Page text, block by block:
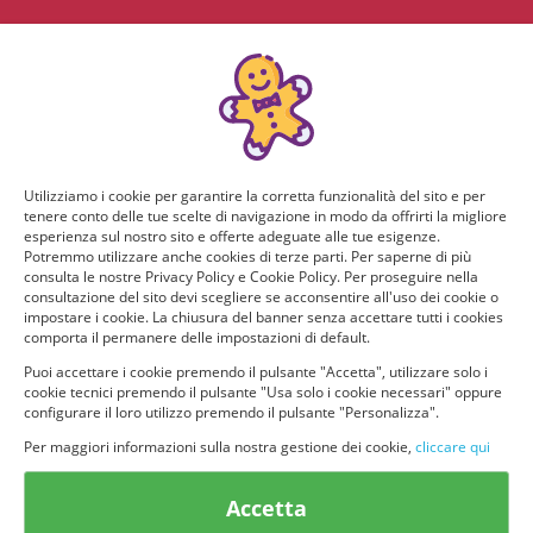
Utilizziamo i cookie per garantire la corretta funzionalità del sito e per
tenere conto delle tue scelte di navigazione in modo da offrirti la migliore
esperienza sul nostro sito e offerte adeguate alle tue esigenze.
Potremmo utilizzare anche cookies di terze parti. Per saperne di più
consulta le nostre Privacy Policy e Cookie Policy. Per proseguire nella
consultazione del sito devi scegliere se acconsentire all'uso dei cookie o
impostare i cookie. La chiusura del banner senza accettare tutti i cookies
comporta il permanere delle impostazioni di default.
Puoi accettare i cookie premendo il pulsante "Accetta", utilizzare solo i
cookie tecnici premendo il pulsante "Usa solo i cookie necessari" oppure
configurare il loro utilizzo premendo il pulsante "Personalizza".
Per maggiori informazioni sulla nostra gestione dei cookie, cliccare qui
Accetta